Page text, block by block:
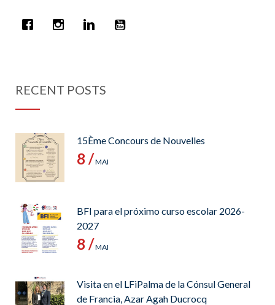
RECENT POSTS
15Ème Concours de Nouvelles
8 /MAI
BFI para el próximo curso escolar 2026-
2027
8 /MAI
Visita en el LFiPalma de la Cónsul General
de Francia, Azar Agah Ducrocq